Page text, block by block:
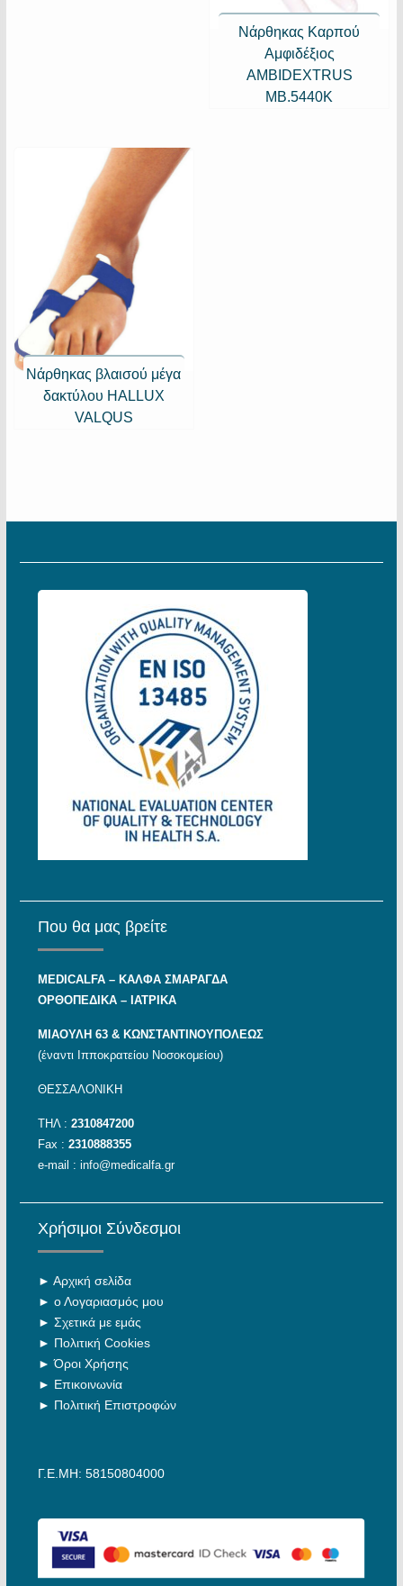
Νάρθηκας Kαρπού
Aμφιδέξιος
AMBIDEXTRUS
MB.5440K
Νάρθηκας βλαισού μέγα
δακτύλου HALLUX
VALQUS
Που θα μας βρείτε
MEDICALFA – KAΛΦΑ ΣΜΑΡΑΓΔΑ
ΟΡΘΟΠΕΔΙΚΑ – ΙΑΤΡΙΚΑ
ΜΙΑΟΥΛΗ 63 & ΚΩΝΣΤΑΝΤΙΝΟΥΠΟΛΕΩΣ
(έναντι Ιπποκρατείου Νοσοκομείου)
ΘΕΣΣΑΛΟΝΙΚΗ
ΤΗΛ : 2310847200
Fax : 2310888355
e-mail : info@medicalfa.gr
Χρήσιμοι Σύνδεσμοι
► Αρχική σελίδα
► ο Λογαριασμός μου
► Σχετικά με εμάς
► Πολιτική Cookies
►Όροι Χρήσης
► Επικοινωνία
► Πολιτική Επιστροφών
Γ.Ε.ΜΗ: 58150804000